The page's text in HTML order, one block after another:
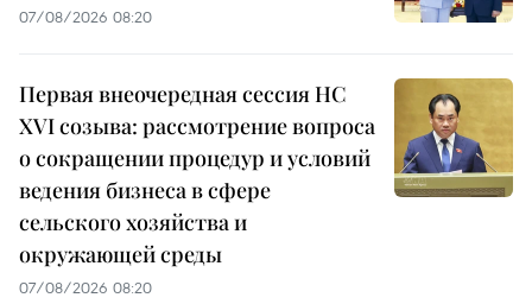
07/08/2026 08:20
Первая внеочередная сессия НС
XVI созыва: рассмотрение вопроса
о сокращении процедур и условий
ведения бизнеса в сфере
сельского хозяйства и
окружающей среды
07/08/2026 08:20